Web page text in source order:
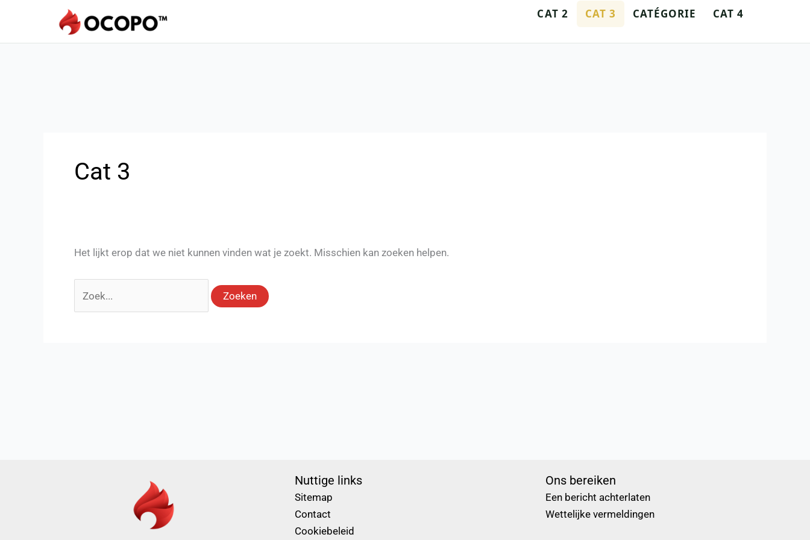
CAT 2 CAT 3 CATÉGORIE CAT 4
Cat 3
Het lijkt erop dat we niet kunnen vinden wat je zoekt. Misschien kan zoeken helpen.
naar:
Nuttige links
Sitemap
Contact
Cookiebeleid
Ons bereiken
Een bericht achterlaten
Wettelijke vermeldingen